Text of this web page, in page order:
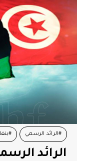
#الرائد الرسمي
الرائد